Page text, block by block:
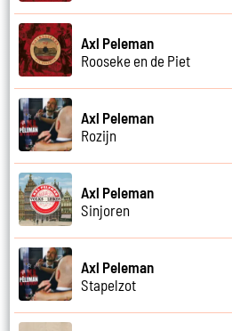
Axl Peleman
Rooseke en de Piet
Axl Peleman
Rozijn
Axl Peleman
Sinjoren
Axl Peleman
Stapelzot